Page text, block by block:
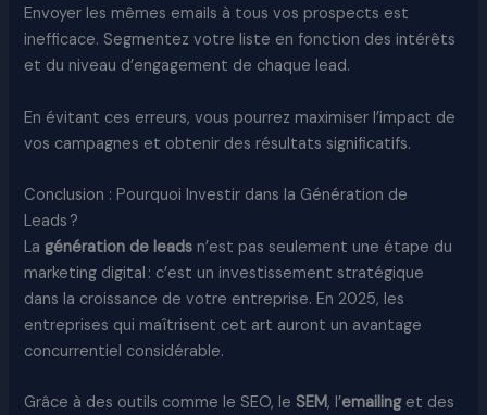
Envoyer les mêmes emails à tous vos prospects est
inefficace. Segmentez votre liste en fonction des intérêts
et du niveau d’engagement de chaque lead.
En évitant ces erreurs, vous pourrez maximiser l’impact de
vos campagnes et obtenir des résultats significatifs.
Conclusion : Pourquoi Investir dans la Génération de
Leads ?
La génération de leads n’est pas seulement une étape du
marketing digital : c’est un investissement stratégique
dans la croissance de votre entreprise. En 2025, les
entreprises qui maîtrisent cet art auront un avantage
concurrentiel considérable.
Grâce à des outils comme le SEO, le SEM, l’emailinget des